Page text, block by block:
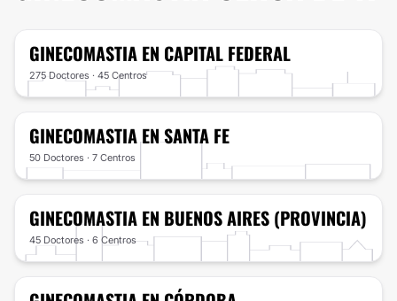
GINECOMASTIA EN CAPITAL FEDERAL
275 Doctores · 45 Centros
GINECOMASTIAEN SANTA FE
50 Doctores · 7 Centros
GINECOMASTIA EN BUENOS AIRES (PROVINCIA)
45 Doctores · 6 Centros